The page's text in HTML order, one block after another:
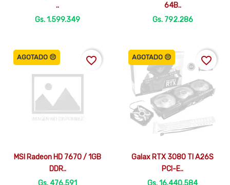
..
Gs. 1.599.349
64B..
Gs. 792.286
Vista rápida
MSI Radeon HD 7670 / 1GB
DDR..
Gs. 476.591
AGOTADO 😔 favorite_border
Vista rápida
Galax RTX 3080 TI A26S
PCI-E..
Gs. 16.440.584
AGOTADO 😔 favorite_border